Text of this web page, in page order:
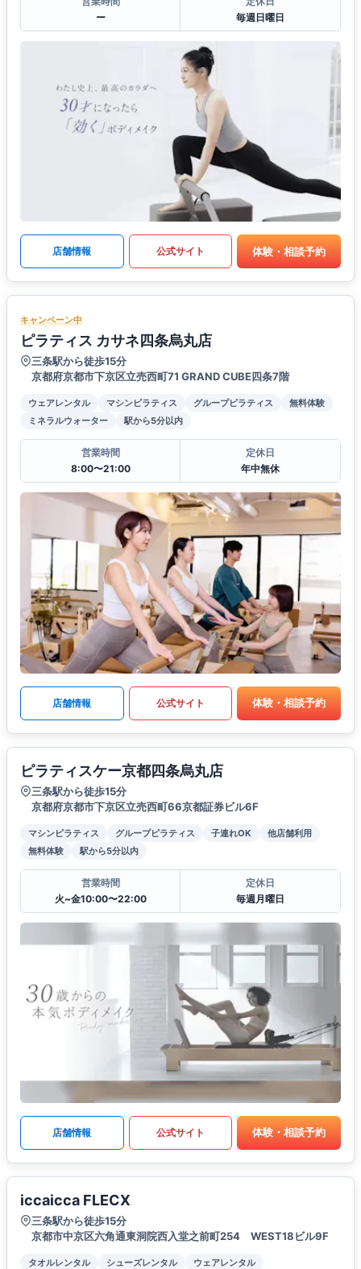
ー
毎週日曜日
店舗情報 公式サイト 体験・相談予約
キャンペーン中
ピラティス カサネ四条烏丸店
三条駅から徒歩15分
京都府京都市下京区立売西町71 GRAND CUBE四条7階
ウェアレンタル マシンピラティス グループピラティス
無料体験
ミネラルウォーター
駅から5分以内
営業時間
8:00〜21:00
定休日
年中無休
店舗情報 公式サイト 体験・相談予約
ピラティスケー京都四条烏丸店
三条駅から徒歩15分
京都府京都市下京区立売西町66京都証券ビル6F
マシンピラティス グループピラティス 子連れOK
他店舗利用
無料体験
駅から5分以内
営業時間
火~金10:00〜22:00
定休日
毎週月曜日
店舗情報 公式サイト 体験・相談予約
iccaicca FLECX
三条駅から徒歩15分
京都市中京区六角通東洞院西入堂之前町254 WEST18ビル9F
タオルレンタル シューズレンタル
ウェアレンタル